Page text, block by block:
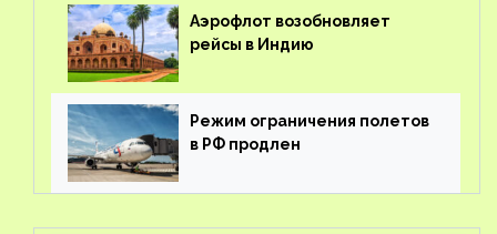
Аэрофлот возобновляет
рейсы в Индию
Режим ограничения полетов
в РФ продлен